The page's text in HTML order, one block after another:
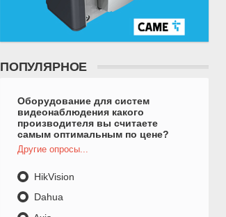
ПОПУЛЯРНОЕ
Оборудование для систем
видеонаблюдения какого
производителя вы считаете
самым оптимальным по цене?
Другие опросы...
HikVision
Dahua